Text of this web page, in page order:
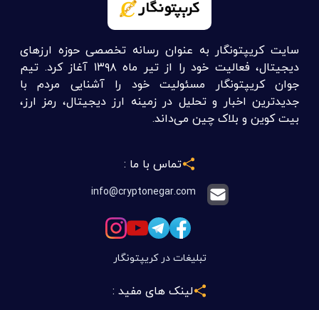
سایت کریپتونگار به عنوان رسانه تخصصی حوزه ارزهای
دیجیتال، فعالیت خود را از تیر ماه ۱۳۹۸ آغاز کرد. تیم
جوان کریپتونگار مسئولیت خود را آشنایی مردم با
جدیدترین اخبار و تحلیل در زمینه ارز دیجیتال، رمز ارز،
بیت کوین و بلاک چین می‌داند.
تماس با ما :
info@cryptonegar.com
تبلیغات در کریپتونگار
لینک های مفید :